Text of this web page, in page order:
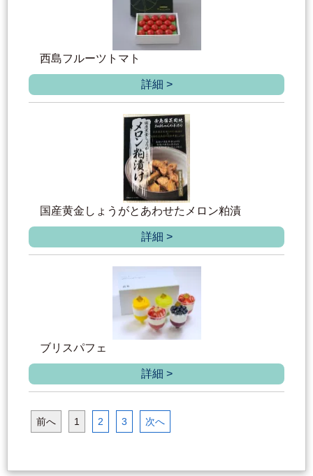
西島フルーツトマト
詳細 >
国産黄金しょうがとあわせたメロン粕漬
詳細 >
ブリスパフェ
詳細 >
前へ 1 2 3 次へ